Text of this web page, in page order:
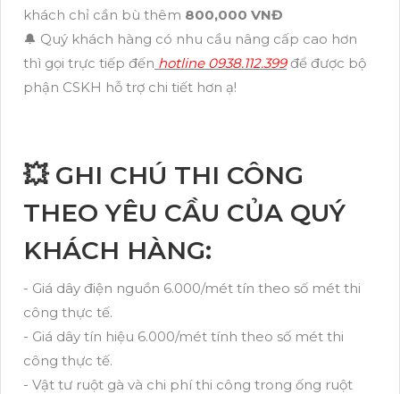
khách chỉ cần bù thêm 800,000 VNĐ
🔔 Quý khách hàng có nhu cầu nâng cấp cao hơn
thì gọi trực tiếp đến hotline 0938.112.399để được bộ
phận CSKH hỗ trợ chi tiết hơn ạ!
💥 GHI CHÚ THI CÔNG
THEO YÊU CẦU CỦA QUÝ
KHÁCH HÀNG:
- Giá dây điện nguồn 6.000/mét tín theo số mét thi
công thực tế.
- Giá dây tín hiệu 6.000/mét tính theo số mét thi
công thực tế.
- Vật tư ruột gà và chi phí thi công trong ống ruột